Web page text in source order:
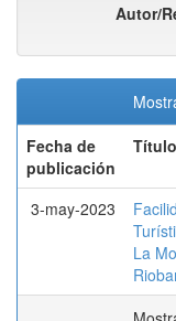
Autor/
Fecha de
publicación
Título
3-may-2023
La